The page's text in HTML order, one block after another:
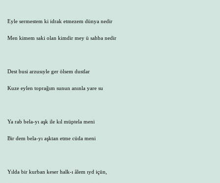
Eyle sermestem ki idrak etmezem dünya nedir
Men kimem saki olan kimdir mey ü sahba nedir
Dest busi arzusıyle ger ölsem dustlar
Kuze eylen toprağım sunun anınla yare su
Ya rab bela-yı aşk ile kıl müptela meni
Bir dem bela-yı aşktan etme cüda meni
Yılda bir kurban keser halk-ı âlem ıyd içün,